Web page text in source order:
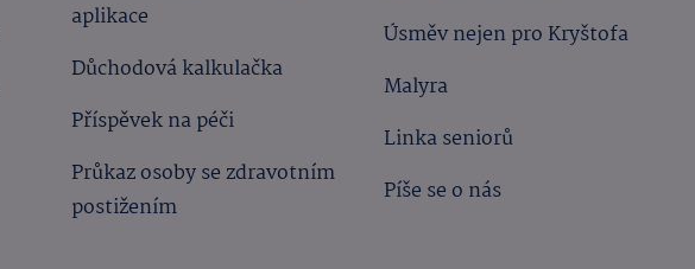
aplikace
Důchodová kalkulačka
Příspěvek na péči
Průkaz osoby se zdravotním
postižením
Úsměv nejen pro Kryštofa
Malyra
Linka seniorů
Píše se o nás